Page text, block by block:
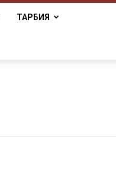
ТАРБИЯ